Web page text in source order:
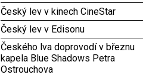
Český lev v kinech CineStar
Český lev v Edisonu
Českého lva doprovodí v březnu
kapela Blue Shadows Petra
Ostrouchova